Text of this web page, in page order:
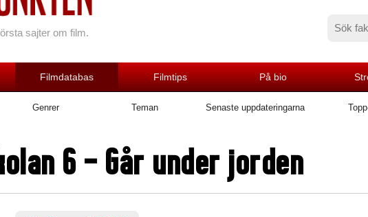
sajter om film.
Filmdatabas Filmtips På bio
Genrer Teman Senaste uppdateringarna
6 - Går under jorden